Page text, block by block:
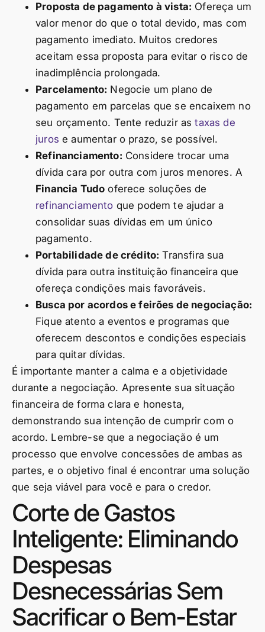
Proposta de pagamento à vista: Ofereça um
valor menor do que o total devido, mas com
pagamento imediato. Muitos credores
aceitam essa proposta para evitar o risco de
inadimplência prolongada.
Parcelamento: Negocie um plano de
pagamento em parcelas que se encaixem no
seu orçamento. Tente reduzir astaxas de
juros e aumentar o prazo, se possível.
Refinanciamento: Considere trocar uma
dívida cara por outra com juros menores. A
Financia Tudo oferece soluções de
refinanciamento que podem te ajudar a
consolidar suas dívidas em um único
pagamento.
Portabilidade de crédito: Transfira sua
dívida para outra instituição financeira que
ofereça condições mais favoráveis.
Busca por acordos e feirões de negociação:
Fique atento a eventos e programas que
oferecem descontos e condições especiais
para quitar dívidas.
É importante manter a calma e a objetividade
durante a negociação. Apresente sua situação
financeira de forma clara e honesta,
demonstrando sua intenção de cumprir com o
acordo. Lembre-se que a negociação é um
processo que envolve concessões de ambas as
partes, e o objetivo final é encontrar uma solução
que seja viável para você e para o credor.
Corte de Gastos
Inteligente: Eliminando
Despesas
Desnecessárias Sem
Sacrificar o Bem-Estar